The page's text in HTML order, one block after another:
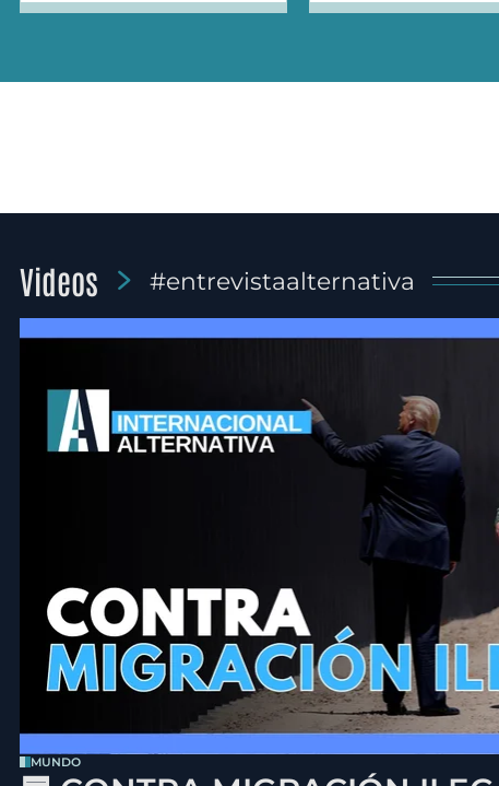
Videos #entrevistaalternativa
MUNDO